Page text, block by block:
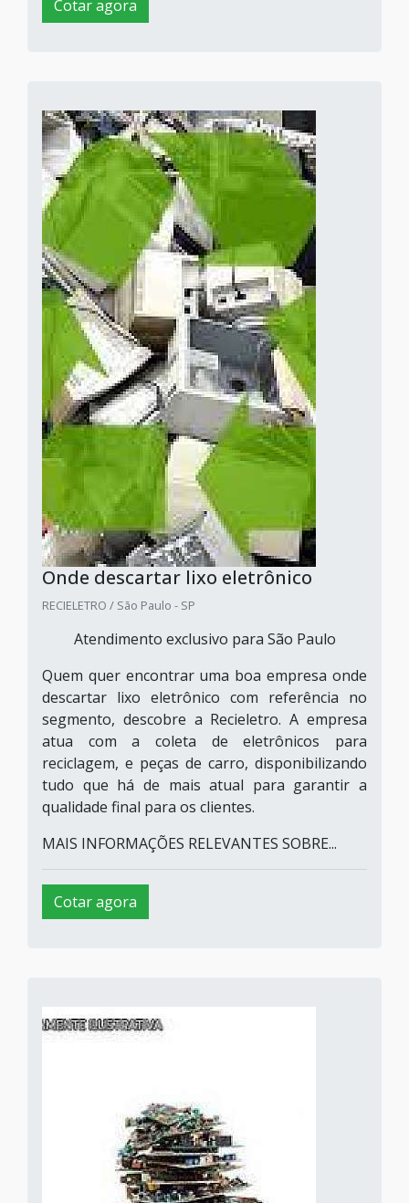
Cotar agora
Onde descartar lixo eletrônico
RECIELETRO / São Paulo - SP
Atendimento exclusivo para São Paulo
Quem quer encontrar uma boa empresa onde
descartar lixo eletrônico com referência no
segmento, descobre a Recieletro. A empresa
atua com a coleta de eletrônicos para
reciclagem, e peças de carro, disponibilizando
tudo que há de mais atual para garantir a
qualidade final para os clientes.
MAIS INFORMAÇÕES RELEVANTES SOBRE...
Cotar agora